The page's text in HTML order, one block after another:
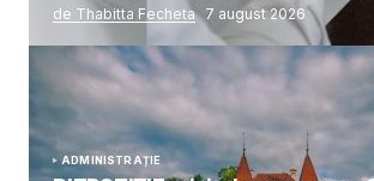
de Thabitta Fecheta 7 august 2026
ADMINISTRAȚIE